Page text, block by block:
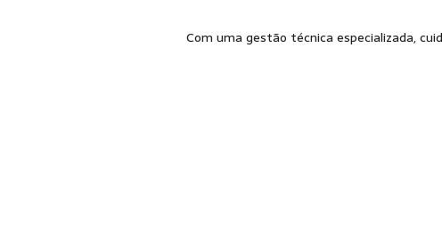
Com uma gestão técnica especializada,